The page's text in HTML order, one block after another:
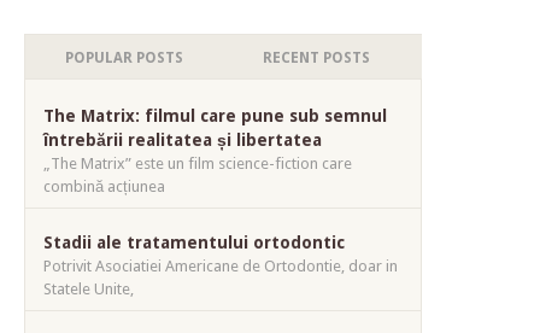
POPULAR POSTS RECENT POSTS
The Matrix: filmul care pune sub semnul
întrebării realitatea și libertatea
„The Matrix” este un film science-fiction care
combină acțiunea
Stadii ale tratamentului ortodontic
Potrivit Asociatiei Americane de Ortodontie, doar in
Statele Unite,